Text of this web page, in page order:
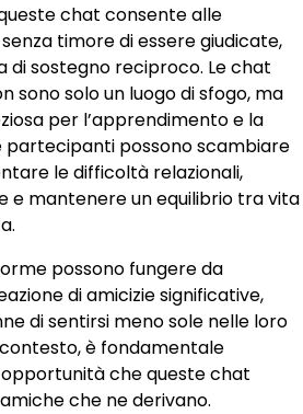
chat consente alle
timore di essere giudicate,
di sostegno reciproco. Le chat
sono solo un luogo di sfogo, ma
per l’apprendimento e la
partecipanti possono scambiare
le difficoltà relazionali,
e mantenere un equilibrio tra vita
possono fungere da
di amicizie significative,
di sentirsi meno sole nelle loro
è fondamentale
che queste chat
che ne derivano.